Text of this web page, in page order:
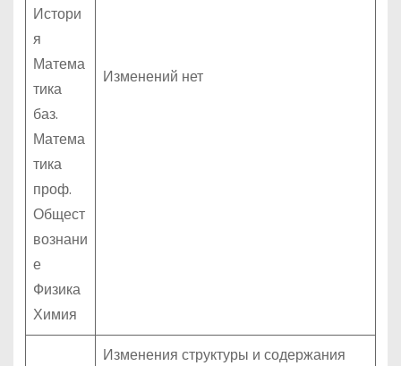
Истори
я
Матема
тика
баз.
Матема
тика
проф.
Общест
вознани
е
Физика
Химия
Изменений нет
Изменения структуры и содержания